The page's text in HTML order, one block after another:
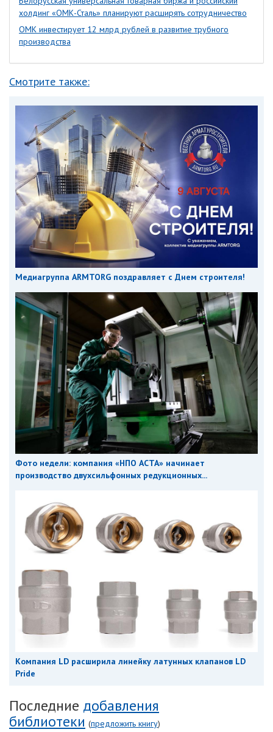
холдинг «ОМК-Сталь» планируют расширять сотрудничество
ОМК инвестирует 12 млрд рублей в развитие трубного
производства
Смотрите также:
Медиагруппа ARMTORG поздравляет с Днем строителя!
Фото недели: компания «НПО АСТА» начинает
производство двухсильфонных редукционных...
Компания LD расширила линейку латунных клапанов LD
Pride
Последние добавления
библиотеки (предложить книгу)